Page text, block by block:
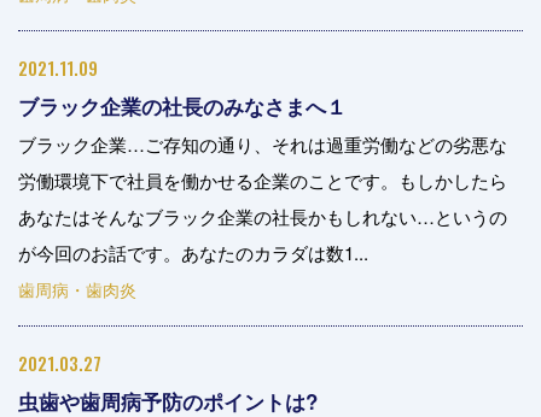
2021.11.09
ブラック企業の社長のみなさまへ１
ブラック企業…ご存知の通り、それは過重労働などの劣悪な
労働環境下で社員を働かせる企業のことです。もしかしたら
あなたはそんなブラック企業の社長かもしれない…というの
が今回のお話です。あなたのカラダは数1...
歯周病・歯肉炎
2021.03.27
虫歯や歯周病予防のポイントは?